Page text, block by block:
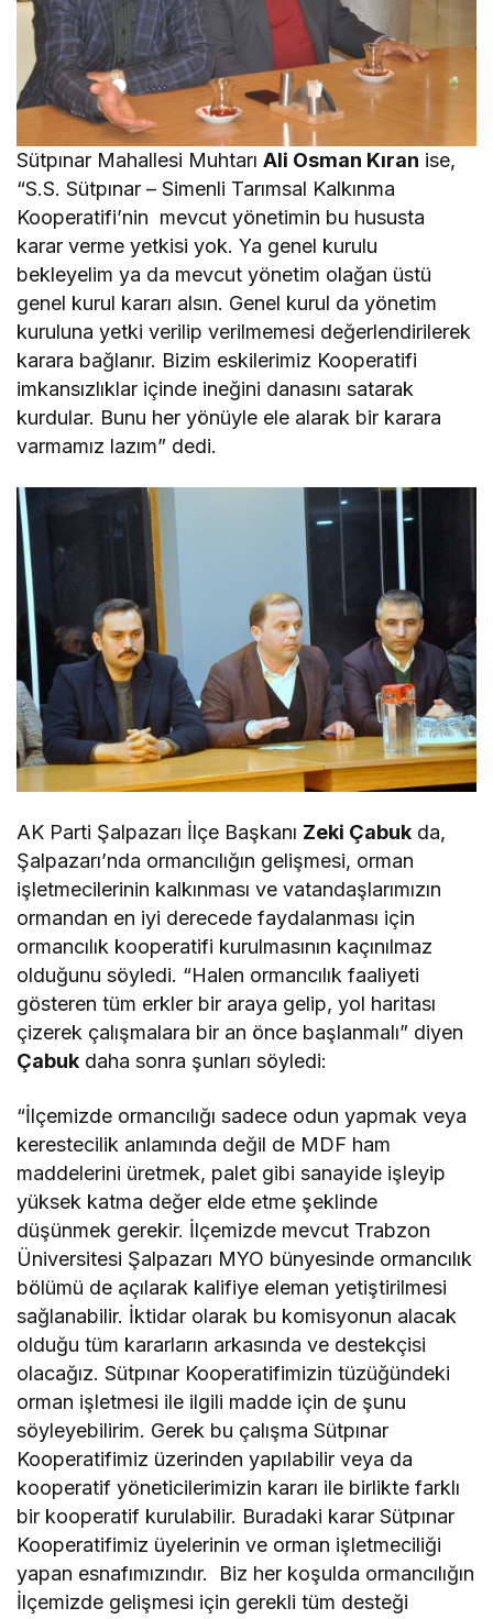
Sütpınar Mahallesi MuhtarıAli Osman Kıran ise,
“S.S. Sütpınar – Simenli Tarımsal Kalkınma
Kooperatifi’nin mevcut yönetimin bu hususta
karar verme yetkisi yok. Ya genel kurulu
bekleyelim ya da mevcut yönetim olağan üstü
genel kurul kararı alsın. Genel kurul da yönetim
kuruluna yetki verilip verilmemesi değerlendirilerek
karara bağlanır. Bizim eskilerimiz Kooperatifi
imkansızlıklar içinde ineğini danasını satarak
kurdular. Bunu her yönüyle ele alarak bir karara
varmamız lazım” dedi.
AK Parti Şalpazarı İlçe Başkanı Zeki Çabuk da,
Şalpazarı’nda ormancılığın gelişmesi, orman
işletmecilerinin kalkınması ve vatandaşlarımızın
ormandan en iyi derecede faydalanması için
ormancılık kooperatifi kurulmasının kaçınılmaz
olduğunu söyledi. “Halen ormancılık faaliyeti
gösteren tüm erkler bir araya gelip, yol haritası
çizerek çalışmalara bir an önce başlanmalı” diyen
Çabuk daha sonra şunları söyledi:
“İlçemizde ormancılığı sadece odun yapmak veya
kerestecilik anlamında değil de MDF ham
maddelerini üretmek, palet gibi sanayide işleyip
yüksek katma değer elde etme şeklinde
düşünmek gerekir. İlçemizde mevcut Trabzon
Üniversitesi Şalpazarı MYO bünyesinde ormancılık
bölümü de açılarak kalifiye eleman yetiştirilmesi
sağlanabilir. İktidar olarak bu komisyonun alacak
olduğu tüm kararların arkasında ve destekçisi
olacağız. Sütpınar Kooperatifimizin tüzüğündeki
orman işletmesi ile ilgili madde için de şunu
söyleyebilirim. Gerek bu çalışma Sütpınar
Kooperatifimiz üzerinden yapılabilir veya da
kooperatif yöneticilerimizin kararı ile birlikte farklı
bir kooperatif kurulabilir. Buradaki karar Sütpınar
Kooperatifimiz üyelerinin ve orman işletmeciliği
yapan esnafımızındır. Biz her koşulda ormancılığın
İlçemizde gelişmesi için gerekli tüm desteği